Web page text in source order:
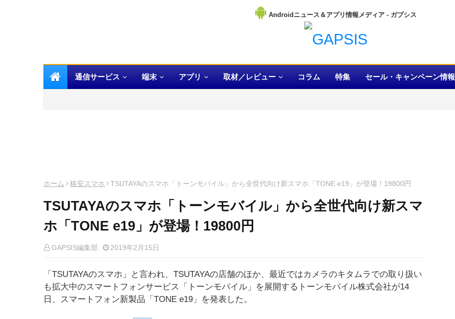
Androidニュース＆アプリ情報メディア
通信サービス 端末 アプリ 取材／レビュー コラム 特集 セール・キャンペーン情報
ホーム 格安スマホ TSUTAYAのスマホ「トーンモバイル」から全世代向け新スマホ「TONE e19」が登場！19800円
TSUTAYAのスマホ「トーンモバイル」から全世代向け新スマ
ホ「TONE e19」が登場！19800円
GAPSIS編集部 2019年2月15日
「TSUTAYAのスマホ」と言われ、TSUTAYAの店舗のほか、最近ではカメラのキタムラでの取り扱い
も拡大中のスマートフォンサービス「トーンモバイル」を展開するトーンモバイル株式会社が14
日、スマートフォン新製品「TONE e19」を発表した。